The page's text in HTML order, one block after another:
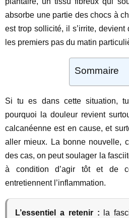
absorbe une partie des chocs à
est trop sollicité, il s’irrite,
les premiers pas du matin
Sommaire
Si tu es dans cette situation,
pourquoi la douleur revient
calcanéenne est en cause, et
aller mieux. La bonne nouvelle,
des cas, on peut soulager la
à condition d’agir tôt et de
entretiennent l’inflammation.
L’essentiel a retenir : la